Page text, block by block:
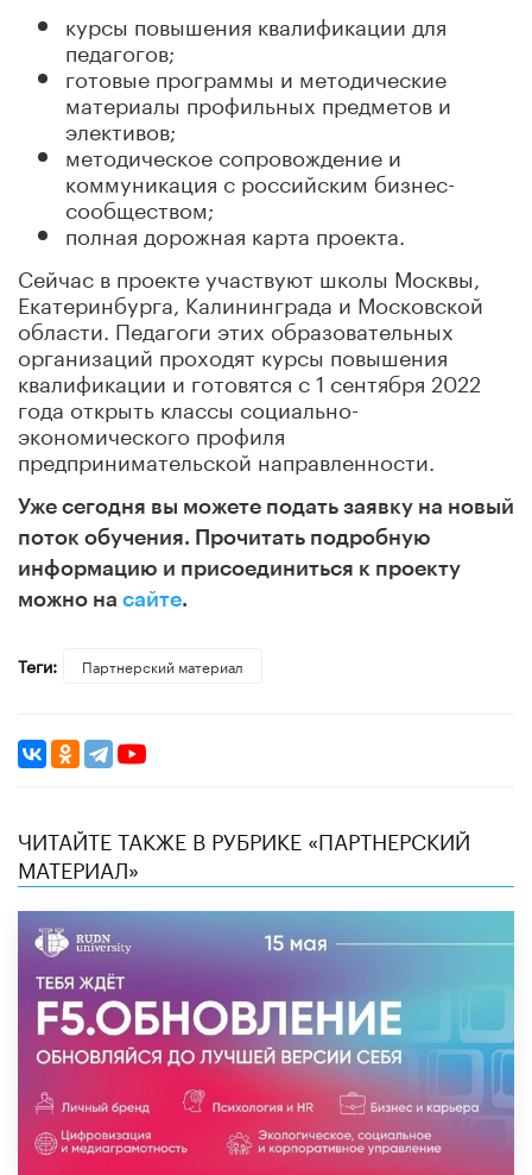
курсы повышения квалификации для
педагогов;
готовые программы и методические
материалы профильных предметов и
элективов;
методическое сопровождение и
коммуникация с российским бизнес-
сообществом;
полная дорожная карта проекта.
Сейчас в проекте участвуют школы Москвы,
Екатеринбурга, Калининграда и Московской
области. Педагоги этих образовательных
организаций проходят курсы повышения
квалификации и готовятся с 1 сентября 2022
года открыть классы социально-
экономического профиля
предпринимательской направленности.
Уже сегодня вы можете подать заявку на новый
поток обучения. Прочитать подробную
информацию и присоединиться к проекту
можно на сайте.
Теги: Партнерский материал
ЧИТАЙТЕ ТАКЖЕ В РУБРИКЕ «ПАРТНЕРСКИЙ
МАТЕРИАЛ»